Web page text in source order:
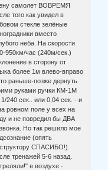
самолет ВОВРЕМЯ
того как увидел в
стекле зелёные
вместо
неба. На скорости
950км/час (240м/сек.)
в сторону от
более 1м влево-вправо
раньше-позже дернуть
руками ручки КМ-1М
1/240 сек.. или 0,04 сек. - и
ровном поле у всех на
и не повредил бы ДВА
Но так решило мое
(опять
СПАСИБО!)
тренажей 5-6 назад.
в воздухе -